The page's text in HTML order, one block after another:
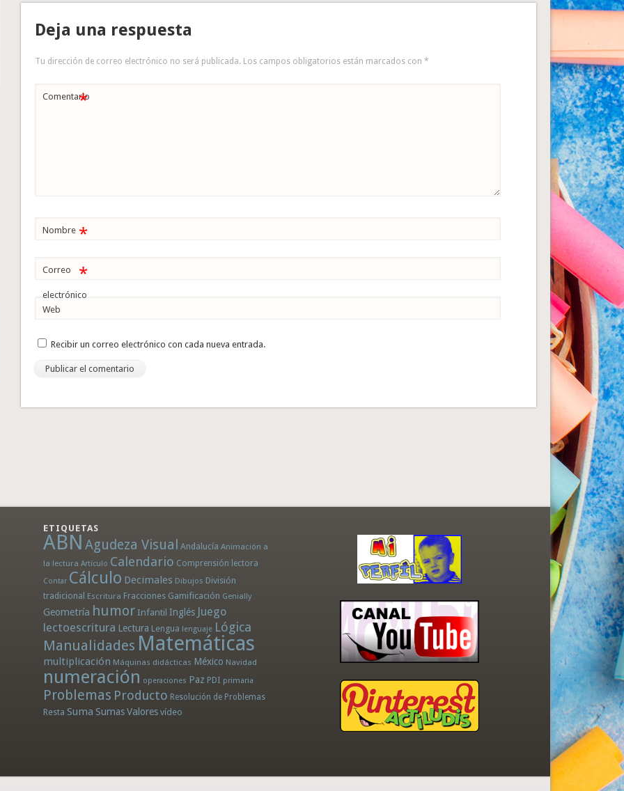
Deja una respuesta
Tu dirección de correo electrónico no será publicada. Los campos obligatorios están marcados con*
Comentario
*
Nombre *
Correo
electrónico
*
Web
Recibir un correo electrónico con cada nueva entrada.
ETIQUETAS
ABN Agudeza Visual Andalucía Animación a
la lectura Artículo Calendario Comprensión lectora
Contar Cálculo Decimales Dibujos División
tradicional Escritura Fracciones Gamificación Genially
Geometría humor Infantil Inglés Juego
lectoescritura Lectura Lengua lenguaje Lógica
Manualidades Matemáticas
multiplicación Máquinas didácticas México Navidad
numeración operaciones Paz PDI primaria
Problemas Producto Resolución de Problemas
Resta Suma SumasValores vídeo